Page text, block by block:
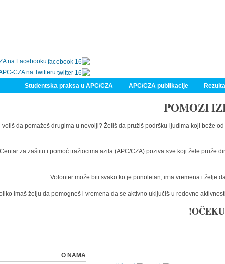
na Facebooku
CZA na Twitteru
APC/CZA publikacije
Studentska praksa u APC/CZA
POMOZI
voliš da pomažeš drugima u nevolji? Želiš da pružiš podršku ljudima koji beže
Centar za zaštitu i pomoć tražiocima azila (APC/CZA) poziva sve koji žele pruže
Volonter može biti svako ko je punoletan, ima vremena i želje
imaš želju da pomogneš i vremena da se aktivno uključiš u redovne
O NAMA